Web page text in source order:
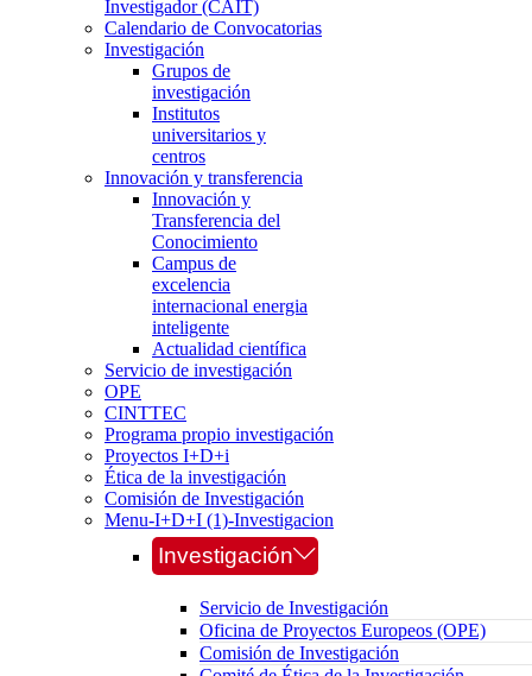
Investigador (CAIT)
Calendario de Convocatorias
Investigación
Grupos de
investigación
Institutos
universitarios y
centros
Innovación y transferencia
Innovación y
Transferencia del
Conocimiento
Campus de
excelencia
internacional energia
inteligente
Actualidad científica
Servicio de investigación
OPE
CINTTEC
Programa propio investigación
Proyectos I+D+i
Ética de la investigación
Comisión de Investigación
Menu-I+D+I (1)-Investigacion
Investigación
Servicio de Investigación
Oficina de Proyectos Europeos (OPE)
Comisión de Investigación